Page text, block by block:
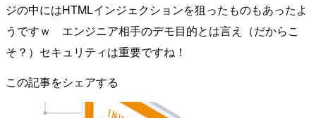
ジの中にはHTMLインジェクションを狙ったものもあったよ
うですｗ エンジニア相手のデモ目的とは言え（だからこ
そ？）セキュリティは重要ですね！
この記事をシェアする